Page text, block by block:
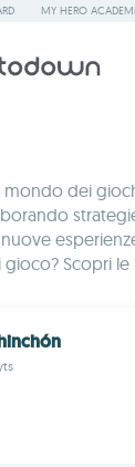
MY HERO
mondo dei
Scopri